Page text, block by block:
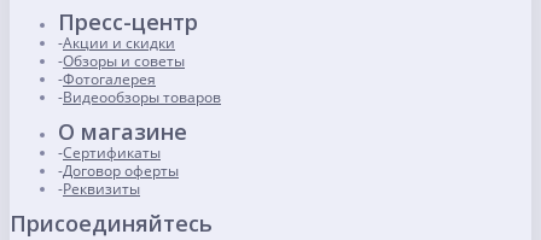
Пресс-центр
Акции и скидки
Обзоры и советы
Фотогалерея
Видеообзоры товаров
О магазине
Сертификаты
Договор оферты
Реквизиты
Присоединяйтесь